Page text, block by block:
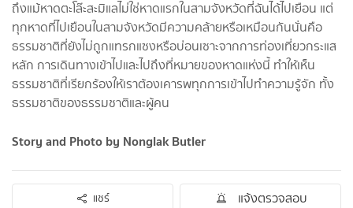
ถึงแม้หาดตะโล๊ะสะมิแลไม่ใช่หาดแรกในสามจังหวัดที่ฉันได้ไปเยือน แต่
ทุกหาดที่ไปเยือนในสามจังหวัดมีความคล้ายหรือเหมือนกันนั่นคือ
ธรรมชาติที่ยังไม่ถูกแทรกแซงหรือบ่อนเซาะจากการท่องเที่ยวกระแส
หลัก การเดินทางเข้าไปและไปถึงที่หมายของหาดแห่งนี้ ทำให้เห็น
ธรรมชาติที่เรียกร้องให้เราต้องเคารพทุกการเข้าไปทำความรู้จัก ทั้ง
ธรรมชาติของธรรมชาติและผู้คน
Story and Photo by Nonglak Butler
แชร์ แจ้งตรวจสอบ